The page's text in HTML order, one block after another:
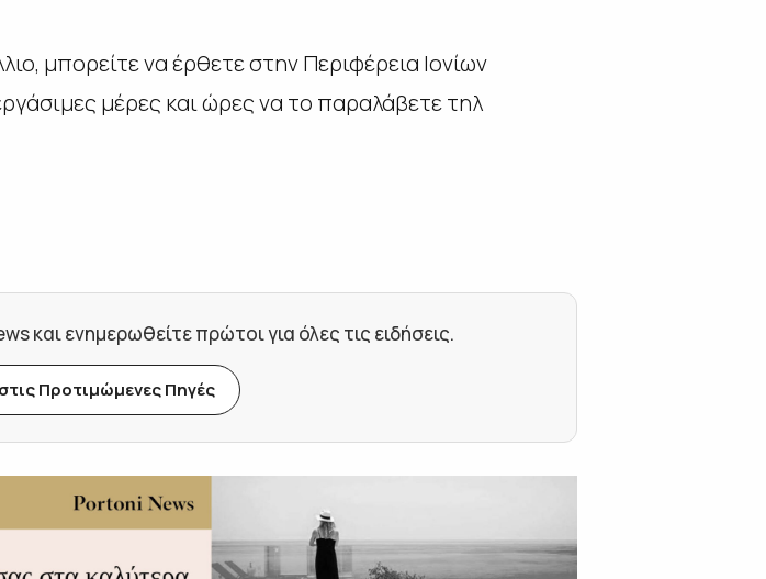
μπορείτε να έρθετε στην Περιφέρεια Ιονίων
μέρες και ώρες να το παραλάβετε τηλ
και ενημερωθείτε πρώτοι για όλες τις ειδήσεις.
Προτιμώμενες Πηγές